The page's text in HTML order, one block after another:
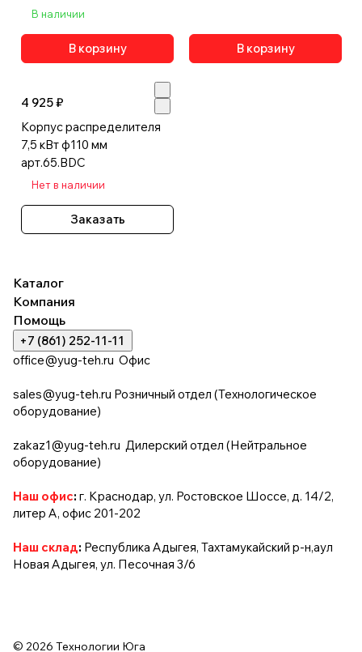
В наличии
В корзину В корзину
4 925 ₽
Корпус распределителя
7,5 кВт ф110 мм
арт.65.BDC
Нет в наличии
Заказать
Каталог
Компания
Помощь
+7 (861) 252-11-11
office@yug-teh.ru Офис
sales@yug-teh.ru Розничный отдел (Технологическое
оборудование)
zakaz1@yug-teh.ru Дилерский отдел (Нейтральное
оборудование)
Наш офис: г. Краснодар, ул. Ростовское Шоссе, д. 14/2,
литер А, офис 201-202
Наш склад: Республика Адыгея, Тахтамукайский р-н,аул
Новая Адыгея, ул. Песочная 3/6
© 2026 Технологии Юга